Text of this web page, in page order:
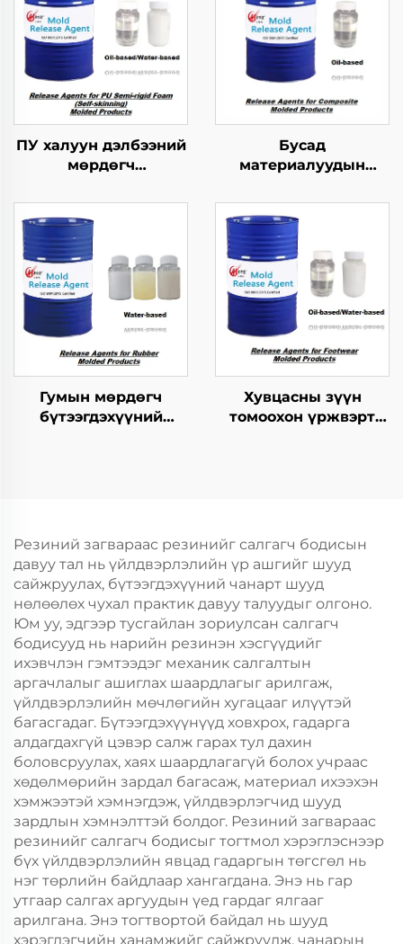
ПУ халуун дэлбээний
мөрдөгч
хэрэгсэл
Бусад
материалуудын
бутархайг гаргах
агент
Гумын мөрдөгч
бүтээгдэхүүний
Хувцасны зүүн
томоохон үржвэрт
Резиний загвараас резинийг салгагч бодисын
давуу тал нь үйлдвэрлэлийн үр ашгийг шууд
сайжруулах, бүтээгдэхүүний чанарт шууд
нөлөөлөх чухал практик давуу талуудыг олгоно.
Юм уу, эдгээр тусгайлан зориулсан салгагч
бодисууд нь нарийн резинэн хэсгүүдийг
ихэвчлэн гэмтээдэг механик салгалтын
аргачлалыг ашиглах шаардлагыг арилгаж,
үйлдвэрлэлийн мөчлөгийн хугацааг илүүтэй
багасгадаг. Бүтээгдэхүүнүүд ховхрох, гадарга
алдагдахгүй цэвэр салж гарах тул дахин
боловсруулах, хаях шаардлагагүй болох учраас
хөдөлмөрийн зардал багасаж, материал ихээхэн
хэмжээтэй хэмнэгдэж, үйлдвэрлэгчид шууд
зардлын хэмнэлттэй болдог. Резиний загвараас
резинийг салгагч бодисыг тогтмол хэрэглэснээр
бүх үйлдвэрлэлийн явцад гадаргын төгсгөл нь
нэг төрлийн байдлаар хангагдана. Энэ нь гар
утгаар салгах аргуудын үед гардаг ялгааг
арилгана. Энэ тогтвортой байдал нь шууд
хэрэглэгчийн ханамжийг сайжруулж, чанарын